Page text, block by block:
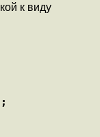
к виду